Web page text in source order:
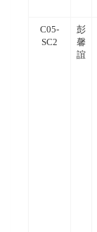
C05-
SC2
彭
馨
誼